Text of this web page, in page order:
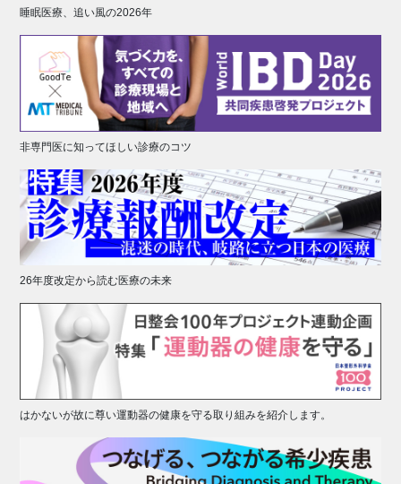
睡眠医療、追い風の2026年
非専門医に知ってほしい診療のコツ
26年度改定から読む医療の未来
はかないが故に尊い運動器の健康を守る取り組みを紹介します。